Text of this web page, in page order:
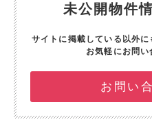
未公開物件
サイトに掲載している以外に
お気軽にお問い
お問い